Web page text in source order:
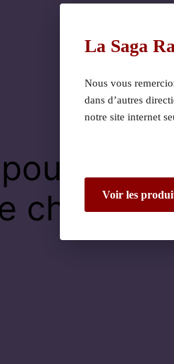
le
chose
La Saga
Nous vous
dans d’autres
notre site internet
Voir les